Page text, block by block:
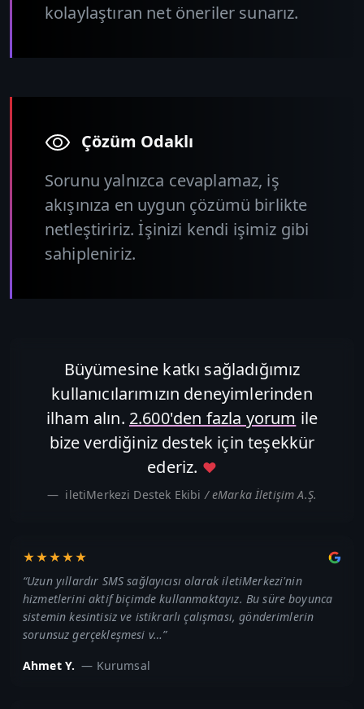
kolaylaştıran net öneriler sunarız.
Çözüm Odaklı
Sorunu yalnızca cevaplamaz, iş
akışınıza en uygun çözümü birlikte
netleştiririz. İşinizi kendi işimiz gibi
sahipleniriz.
Büyümesine katkı sağladığımız
kullanıcılarımızın deneyimlerinden
ilham alın. 2.600'den fazla yorum ile
bize verdiğiniz destek için teşekkür
ederiz. ♥
iletiMerkezi Destek Ekibi/ eMarka İletişim A.Ş.
★★★★★
“Uzun yıllardır SMS sağlayıcısı olarak iletiMerkezi'nin
hizmetlerini aktif biçimde kullanmaktayız. Bu süre boyunca
sistemin kesintisiz ve istikrarlı çalışması, gönderimlerin
sorunsuz gerçekleşmesi v…”
Ahmet Y. — Kurumsal